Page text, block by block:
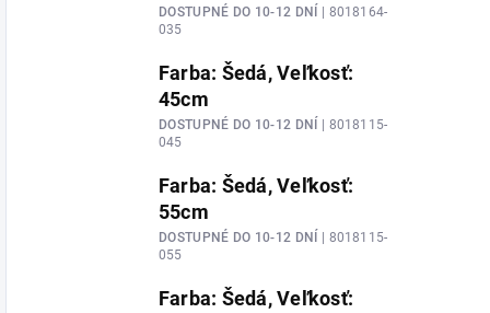
DOSTUPNÉ DO 10-12 DNÍ
| 8018164-
035
Farba: Šedá, Veľkosť:
45cm
DOSTUPNÉ DO 10-12 DNÍ
| 8018115-
045
Farba: Šedá, Veľkosť:
55cm
DOSTUPNÉ DO 10-12 DNÍ
| 8018115-
055
Farba: Šedá, Veľkosť: